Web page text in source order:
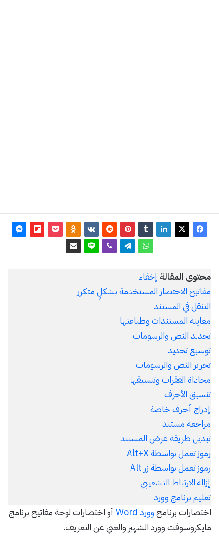
محتوى المقالة إخفاء
مفاتيح الاختصار المستخدمة بشكلٍ متكرر
التنقل في المستند
معاينة المستندات وطباعتها
تحديد النص والرسومات
توسيع تحديد
تحرير النص والرسومات
محاذاة الفقرات وتنسيقها
تنسيق الأحرف
إدراج أحرف خاصة
مراجعة مستند
تبديل طريقة عرض المستند
رموز تعمل بواسطة Alt+X
رموز تعمل بواسطة زر Alt
إزالة الارتباط التشعيبي
تعليم برنامج وورد
اختصارات برنامجوورد Word
أو اختصارات لوحة مفاتيح برنامج
مايكروسوفت وورد الشهير والغني عن التعريف.